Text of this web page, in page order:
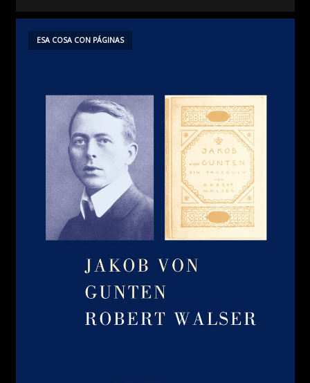
ESA COSA CON PÁGINAS